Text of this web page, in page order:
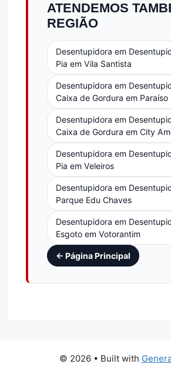
ATENDEMOS
REGIÃO
Desentupidora em
Pia em Vila Santista
Desentupidora em
Caixa de Gordura em Paraíso
Desentupidora em
Caixa de Gordura em City
Desentupidora em
Pia em Veleiros
Desentupidora em
Parque Edu Chaves
Desentupidora em
Esgoto em Votorantim
← Página Principal
© 2026 • Built with